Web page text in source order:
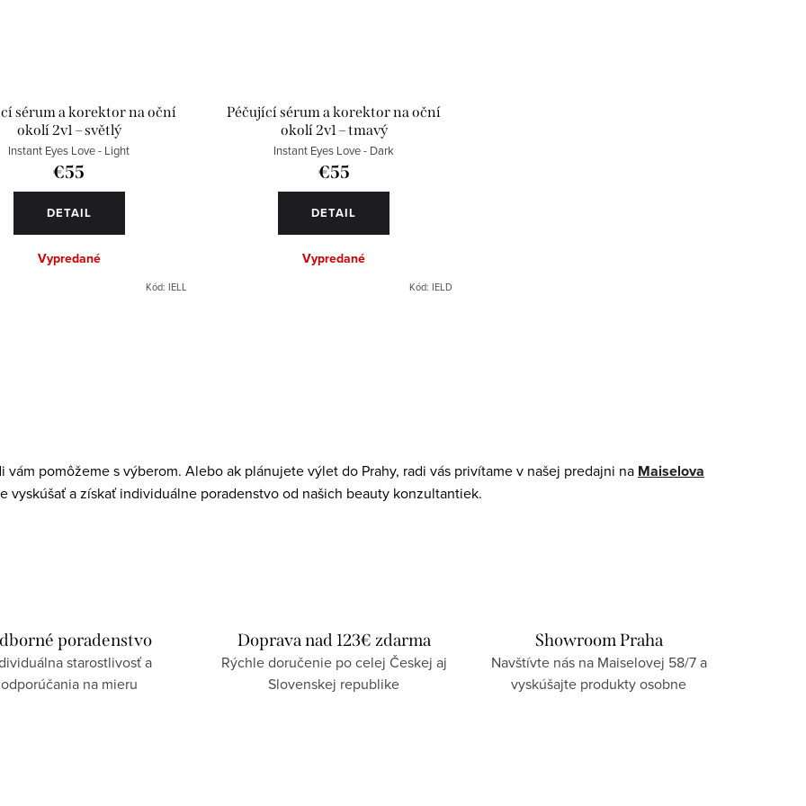
sérum a korektor na oční
okolí 2v1 – světlý
Instant Eyes Love - Light
€55
DETAIL
Vypredané
Kód: IELL
Péčující sérum a korektor na oční
okolí 2v1 – tmavý
Instant Eyes Love - Dark
€55
DETAIL
Vypredané
Kód: IELD
vám pomôžeme s výberom. Alebo ak plánujete výlet do Prahy, radi vás privítame v našej predajni na Maiselova
vyskúšať a získať individuálne poradenstvo od našich beauty konzultantiek.
poradenstvo
starostlivosť a
odporúčania na mieru
Doprava nad 123€ zdarma
Rýchle doručenie po celej Českej aj
Slovenskej republike
Showroom Praha
Navštívte nás na Maiselovej 58/7 a
vyskúšajte produkty osobne